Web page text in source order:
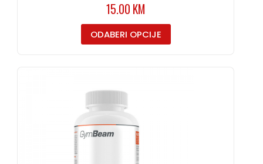
15.00 KM
ODABERI OPCIJE